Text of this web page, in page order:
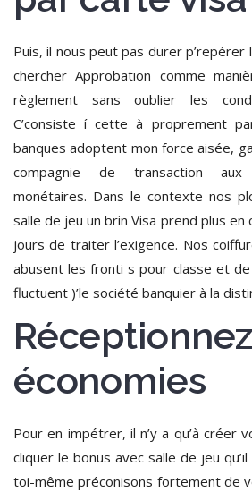
Puis, il nous peut pas durer
chercher Approbation comme
règlement sans oublier les
C’consiste í cette à proprement
banques adoptent mon force aisée,
compagnie de transaction
monétaires. Dans le contexte nos
salle de jeu un brin Visa prend plus
jours de traiter l’exigence. Nos
abusent les fronti s pour classe et
fluctuent )’le société banquier à la
économies
Pour en impétrer, il n’y a qu’à créer
cliquer le bonus avec salle de jeu
toi-même préconisons fortement de